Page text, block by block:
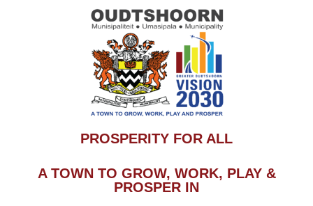
PROSPERITY FOR ALL
A TOWN TO GROW, WORK, PLAY &
PROSPER IN